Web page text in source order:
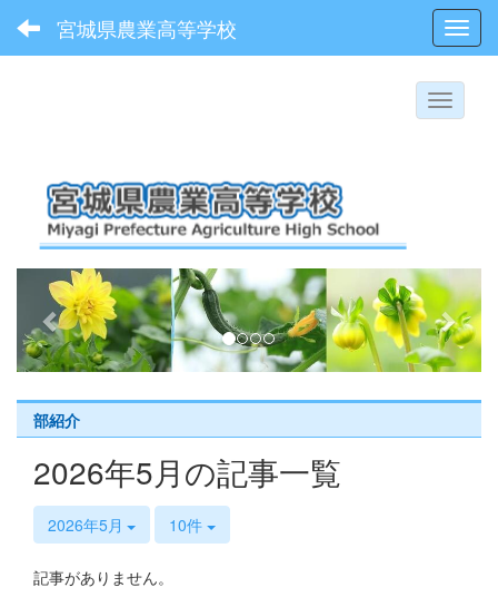
宮城県農業高等学校
p
r
e
v
i
o
u
s
n
e
x
t
部紹介
2026年5月の記事一覧
2026年5月 10件
記事がありません。